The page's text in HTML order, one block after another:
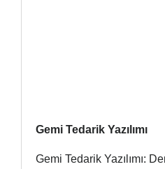
Gemi Tedarik Yazılımı
Gemi Tedarik Yazılımı: